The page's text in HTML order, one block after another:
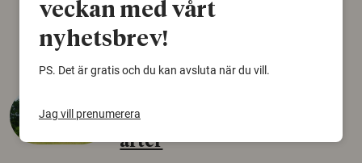
Arkeologi
krävs för att rädda hotade
arter
veckan med vårt
nyhetsbrev!
PS. Det är gratis och du kan avsluta när du vill.
Jag vill prenumerera